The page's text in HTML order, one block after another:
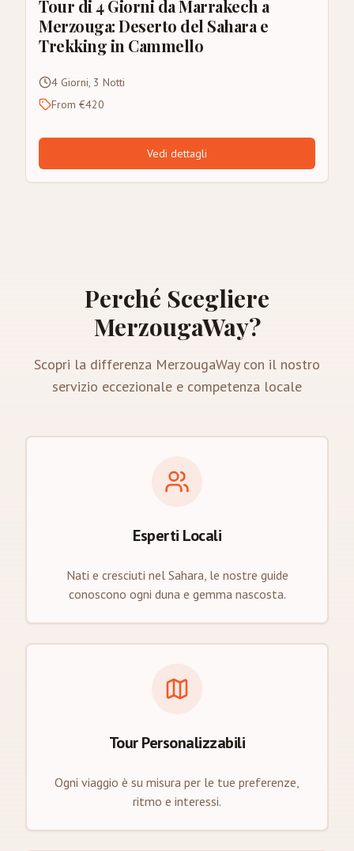
Tour di 4 Giorni da Marrakech a
Merzouga: Deserto del Sahara e
Trekking in Cammello
4 Giorni, 3 Notti
From €420
Vedi dettagli
Perché Scegliere
MerzougaWay?
Scopri la differenza MerzougaWay con il nostro
servizio eccezionale e competenza locale
Esperti Locali
Nati e cresciuti nel Sahara, le nostre guide
conoscono ogni duna e gemma nascosta.
Tour Personalizzabili
Ogni viaggio è su misura per le tue preferenze,
ritmo e interessi.